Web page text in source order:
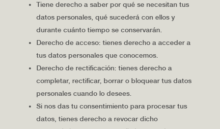
Tiene derecho a saber por qué se necesitan tus
datos personales, qué sucederá con ellos y
durante cuánto tiempo se conservarán.
Derecho de acceso: tienes derecho a acceder a
tus datos personales que conocemos.
Derecho de rectificación: tienes derecho a
completar, rectificar, borrar o bloquear tus datos
personales cuando lo desees.
Si nos das tu consentimiento para procesar tus
datos, tienes derecho a revocar dicho